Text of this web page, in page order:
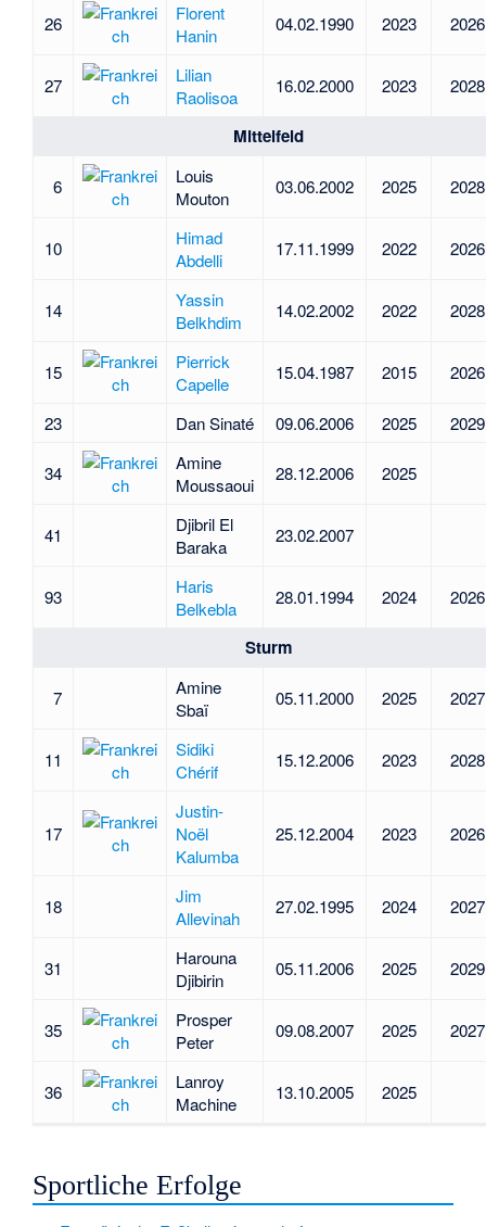
26
Florent
Hanin
04.02.1990 2023 2026
27
Lilian
Raolisoa
16.02.2000 2023 2028
Mittelfeld
6
Louis
Mouton
03.06.2002 2025 2028
10
Himad
Abdelli
17.11.1999 2022 2026
14
Yassin
Belkhdim
14.02.2002 2022 2028
15
Pierrick
Capelle
15.04.1987 2015 2026
23 Dan Sinaté 09.06.2006 2025 2029
34
Amine
Moussaoui
28.12.2006 2025
41
Djibril El
Baraka
23.02.2007
93
Haris
Belkebla
28.01.1994 2024 2026
Sturm
7
Amine
Sbaï
05.11.2000 2025 2027
11
Sidiki
Chérif
15.12.2006 2023 2028
17
Justin-
Noël
Kalumba
25.12.2004 2023 2026
18
Jim
Allevinah
27.02.1995 2024 2027
31
Harouna
Djibirin
05.11.2006 2025 2029
35
Prosper
Peter
09.08.2007 2025 2027
36
Lanroy
Machine
13.10.2005 2025
Sportliche Erfolge